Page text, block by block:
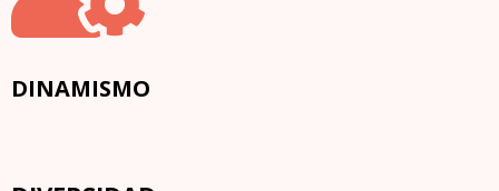
DINAMISMO